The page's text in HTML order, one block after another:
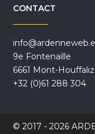
CONTACT
9e Fontenaille
6661 Mont-
+32 (0)61 288 304
© 2017 - 2026